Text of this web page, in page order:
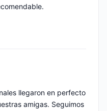
llegaron en perfecto
amigas. Seguimos